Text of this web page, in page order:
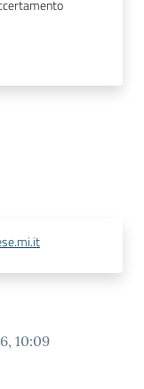
10:09